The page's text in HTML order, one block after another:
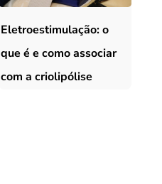
Eletroestimulação: o
que é e como associar
com a criolipólise